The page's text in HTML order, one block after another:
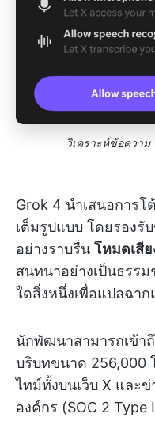
วิเคราะห์ข้อควา
Grok 4 นำเสนอการ
เต็มรูปแบบ โดยรองรั
อย่างราบรื่น โหมดเสี
สนทนาอย่างเป็นธรร
ใดสิ่งหนึ่งเพื่อแปลฉาก
นักพัฒนาสามารถเข้า
บริบทขนาด 256,000
ไทม์ทั้งบนเว็บ X และ
องค์กร (SOC 2 Type